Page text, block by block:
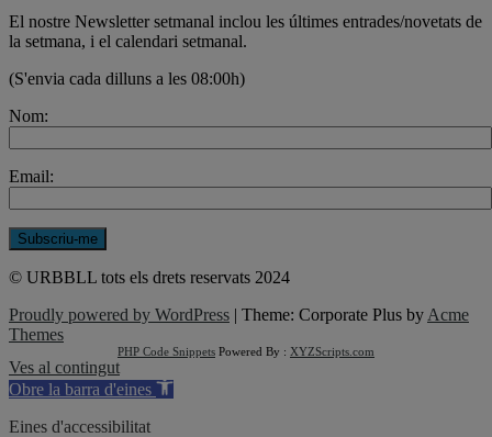
El nostre Newsletter setmanal inclou les últimes entrades/novetats de
la setmana, i el calendari setmanal.
(S'envia cada dilluns a les 08:00h)
Nom:
Email:
© URBBLL tots els drets reservats 2024
Proudly powered by WordPress | Theme: Corporate Plus by Acme
Themes
PHP Code Snippets Powered By : XYZScripts.com
Ves al contingut
Obre la barra d'eines
Eines d'accessibilitat